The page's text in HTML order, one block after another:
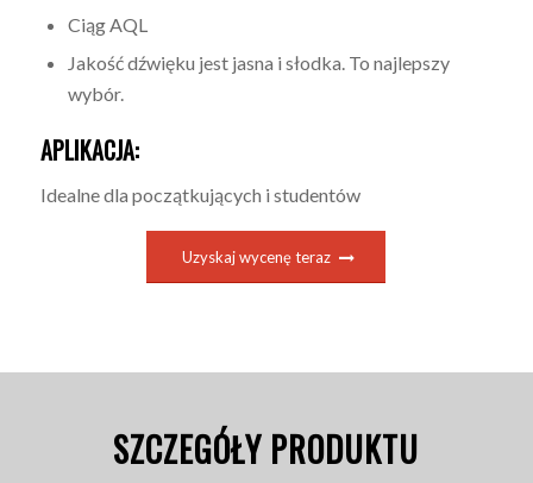
Ciąg AQL
Jakość dźwięku jest jasna i słodka. To najlepszy
wybór.
APLIKACJA:
Idealne dla początkujących i studentów
Uzyskaj wycenę teraz
SZCZEGÓŁY PRODUKTU